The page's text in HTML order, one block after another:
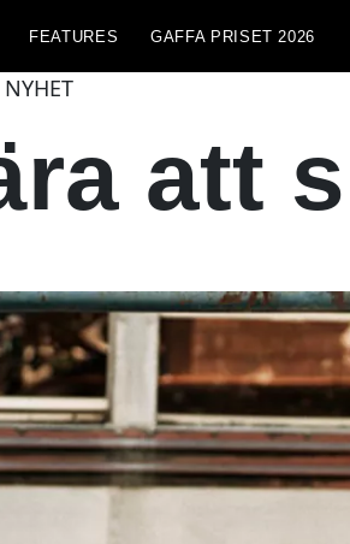
FEATURES GAFFA PRISET 2026
NYHET
att